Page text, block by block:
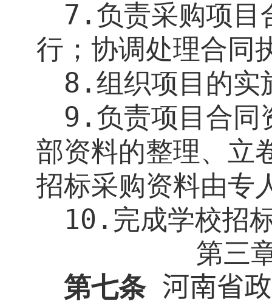
7. 负责采购项目
行；协调处理合同
8.组织项目的实
9. 负责项目合同
部资料的整理、立
招标采购资料由专
10. 完成学校招
第三
第七条 河南省